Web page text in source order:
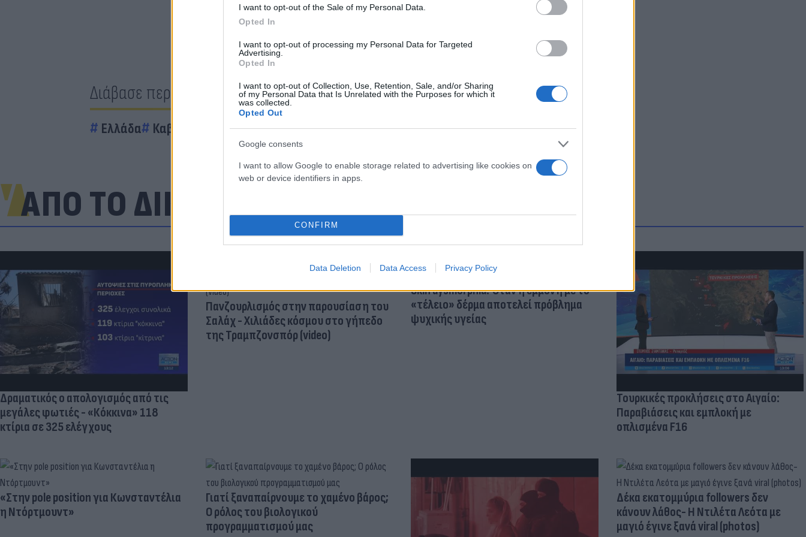
I want to opt-out of the Sale of my Personal Data.
Opted In
I want to opt-out of processing my Personal Data for Targeted
Advertising.
Opted In
I want to opt-out of Collection, Use, Retention, Sale, and/or Sharing
of my Personal Data that Is Unrelated with the Purposes for which it
was collected.
Opted Out
Google consents
I want to allow Google to enable storage related to advertising like cookies on
web or device identifiers in apps.
CONFIRM
Data Deletion Data Access Privacy Policy
Διάβασε περισσότερα
Ελλάδα Καβάλα Antonov
ΑΠΟ ΤΟ ΔΙΚΤΥΟ
Δραματικός ο απολογισμός από τις
μεγάλες φωτιές - «Κόκκινα» 118
κτίρια σε 325 ελέγχους
Πανζουρλισμός στην παρουσίαση του
Σαλάχ - Χιλιάδες κόσμου στο γήπεδο
της Τραμπζονσπόρ (video)
Skin dysmorphia: Όταν η εμμονή με το
«τέλειο» δέρμα αποτελεί πρόβλημα
ψυχικής υγείας
Τουρκικές προκλήσεις στο Αιγαίο:
Παραβιάσεις και εμπλοκή με
οπλισμένα F16
«Στην pole position για Κωνσταντέλια
η Ντόρτμουντ»
Γιατί ξαναπαίρνουμε το χαμένο βάρος;
Ο ρόλος του βιολογικού
προγραμματισμού μας
Δέκα εκατομμύρια followers δεν
κάνουν λάθος- Η Ντιλέτα Λεότα με
μαγιό έγινε ξανά viral (photos)